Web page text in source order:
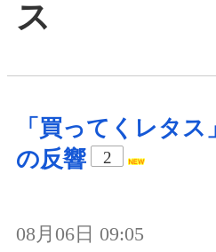
ス
「買ってくレタス
の反響
2
08月06日 09:05